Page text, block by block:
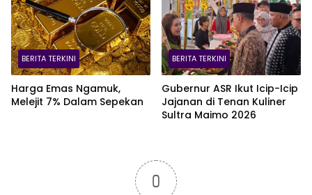
BERITA TERKINI
Harga Emas Ngamuk,
Melejit 7% Dalam Sepekan
BERITA TERKINI
Gubernur ASR Ikut Icip-Icip
Jajanan di Tenan Kuliner
Sultra Maimo 2026
0